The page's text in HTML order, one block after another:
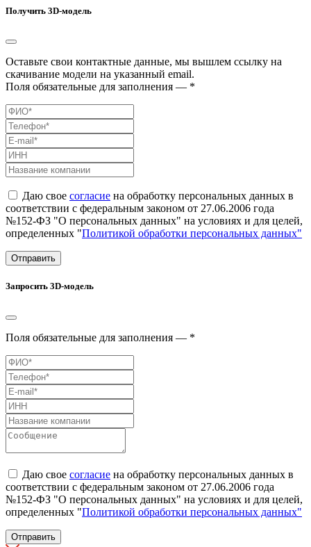
Получить 3D-модель
Оставьте свои контактные данные, мы вышлем ссылку на
скачивание модели на указанный email.
Поля обязательные для заполнения — *
Даю свое согласие на обработку персональных данных в
соответствии с федеральным законом от 27.06.2006 года
№152-ФЗ "О персональных данных" на условиях и для целей,
определенных "Политикой обработки персональных данных"
Отправить
Запросить 3D-модель
Поля обязательные для заполнения — *
Даю свое согласие на обработку персональных данных в
соответствии с федеральным законом от 27.06.2006 года
№152-ФЗ "О персональных данных" на условиях и для целей,
определенных "Политикой обработки персональных данных"
Отправить